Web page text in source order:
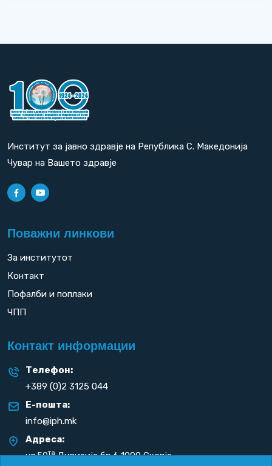
Институт за јавно здравје на Република С. Македонија
Чувар на Вашето здравје
Поважни линкови
За институтот
Контакт
Пофалби и поплаки
ЧПП
Контакт информации
Телефон:
+389 (0)2 3125 044
Е-пошта:
info@iph.mk
Адреса:
ул.50таДивизија бр.6 1000 Скопје